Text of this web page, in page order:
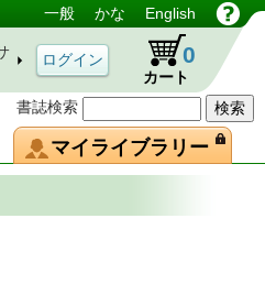
書誌検索
一般 かな English
カート
0
マイライブラリー